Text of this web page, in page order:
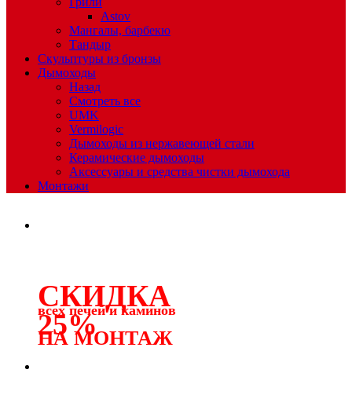
Astov
Мангалы, барбекю
Тандыр
Скульптуры из бронзы
Дымоходы
Назад
Смотреть все
UMK
Vermilogic
Дымоходы из нержавеющей стали
Керамические дымоходы
Аксессуары и средства чистки дымохода
Монтажи
СКИДКА
всех печей и каминов
25%
НА МОНТАЖ